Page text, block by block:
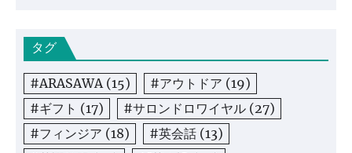
タグ
#ARASAWA (15) #アウトドア (19)
#ギフト (17) #サロンドロワイヤル (27)
#フィンジア (18) #英会話 (13)